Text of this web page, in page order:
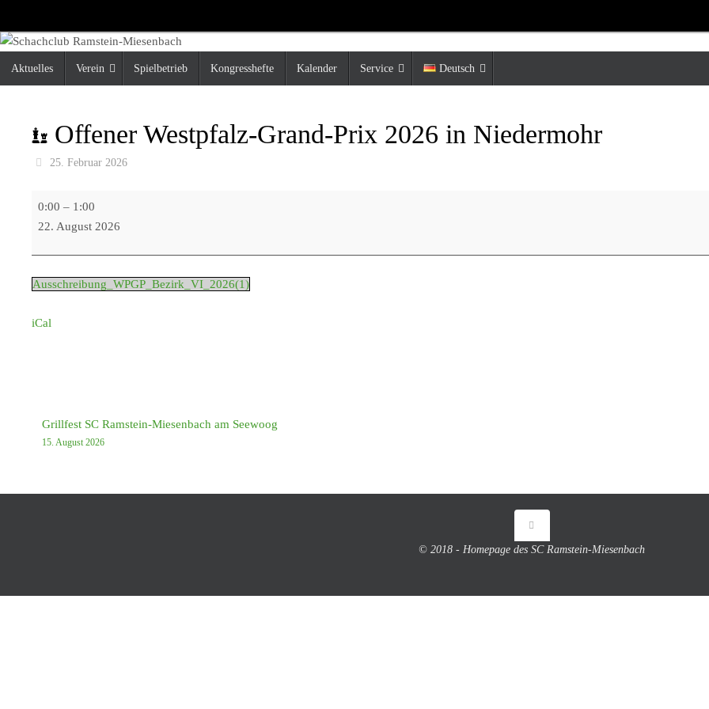
Inhalt
springen
Inhalt
Aktuelles Verein Spielbetrieb Kongresshefte Kalender Service Deutsch
Offener Westpfalz-Grand-Prix 2026 in Niedermohr
25. Februar 2026
Prix
2026
Niedermohr
0:00 – 1:00
22. August 2026
Ausschreibung_WPGP_Bezirk_VI_2026(1)
iCal
Grillfest SC Ramstein-Miesenbach am Seewoog
15. August 2026
© 2018 - Homepage des SC Ramstein-Miesenbach